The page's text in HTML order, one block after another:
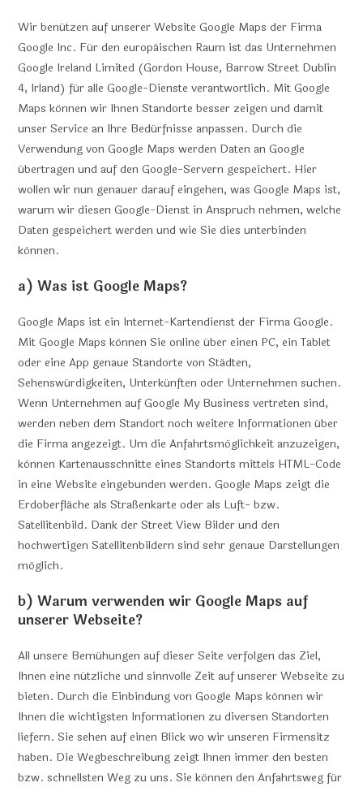
Wir benützen auf unserer Website Google Maps der Firma
Google Inc. Für den europäischen Raum ist das Unternehmen
Google Ireland Limited (Gordon House, Barrow Street Dublin
4, Irland) für alle Google-Dienste verantwortlich. Mit Google
Maps können wir Ihnen Standorte besser zeigen und damit
unser Service an Ihre Bedürfnisse anpassen. Durch die
Verwendung von Google Maps werden Daten an Google
übertragen und auf den Google-Servern gespeichert. Hier
wollen wir nun genauer darauf eingehen, was Google Maps ist,
warum wir diesen Google-Dienst in Anspruch nehmen, welche
Daten gespeichert werden und wie Sie dies unterbinden
können.
a) Was ist Google Maps?
Google Maps ist ein Internet-Kartendienst der Firma Google.
Mit Google Maps können Sie online über einen PC, ein Tablet
oder eine App genaue Standorte von Städten,
Sehenswürdigkeiten, Unterkünften oder Unternehmen suchen.
Wenn Unternehmen auf Google My Business vertreten sind,
werden neben dem Standort noch weitere Informationen über
die Firma angezeigt. Um die Anfahrtsmöglichkeit anzuzeigen,
können Kartenausschnitte eines Standorts mittels HTML-Code
in eine Website eingebunden werden. Google Maps zeigt die
Erdoberfläche als Straßenkarte oder als Luft- bzw.
Satellitenbild. Dank der Street View Bilder und den
hochwertigen Satellitenbildern sind sehr genaue Darstellungen
möglich.
b) Warum verwenden wir Google Maps auf
unserer Webseite?
All unsere Bemühungen auf dieser Seite verfolgen das Ziel,
Ihnen eine nützliche und sinnvolle Zeit auf unserer Webseite zu
bieten. Durch die Einbindung von Google Maps können wir
Ihnen die wichtigsten Informationen zu diversen Standorten
liefern. Sie sehen auf einen Blick wo wir unseren Firmensitz
haben. Die Wegbeschreibung zeigt Ihnen immer den besten
bzw. schnellsten Weg zu uns. Sie können den Anfahrtsweg für